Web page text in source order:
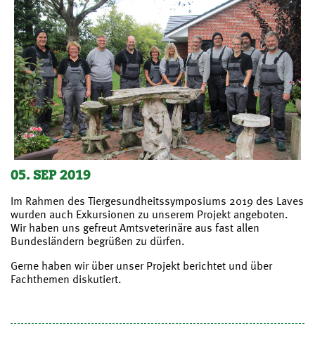
05. SEP 2019
Im Rahmen des Tiergesundheitssymposiums 2019 des Laves
wurden auch Exkursionen zu unserem Projekt angeboten.
Wir haben uns gefreut Amtsveterinäre aus fast allen
Bundesländern begrüßen zu dürfen.
Gerne haben wir über unser Projekt berichtet und über
Fachthemen diskutiert.